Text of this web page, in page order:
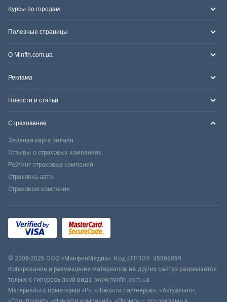
Курсы по городам
Полезные страницы
О Minfin.com.ua
Реклама
Новости и статьи
Страхование
Зеленая карта онлайн
Отзывы о страховых компаниях
Рейтинг страховых компаний
Страховка авто
Страховые компании
© 2008-2026 ООО «МинфинМедиа». Код ЕГРПОУ: 35506859
Копирование и размещение материалов на других сайтах разрешается
только с гиперссылкой вида: www.minfin.com.ua
Материалы с пометками «Р», «Новости партнёров», «Актуально»,